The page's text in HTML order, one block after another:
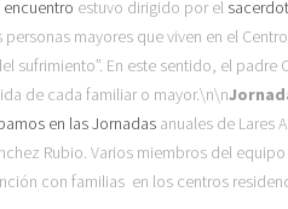
encuentro estuvo dirigido por el
mayores que viven en el
sufrimiento”. En este sentido, el
de cada familiar o mayor.\n\n
en las Jornadas anuales de Lares
Rubio. Varios miembros del
con familias en los centros